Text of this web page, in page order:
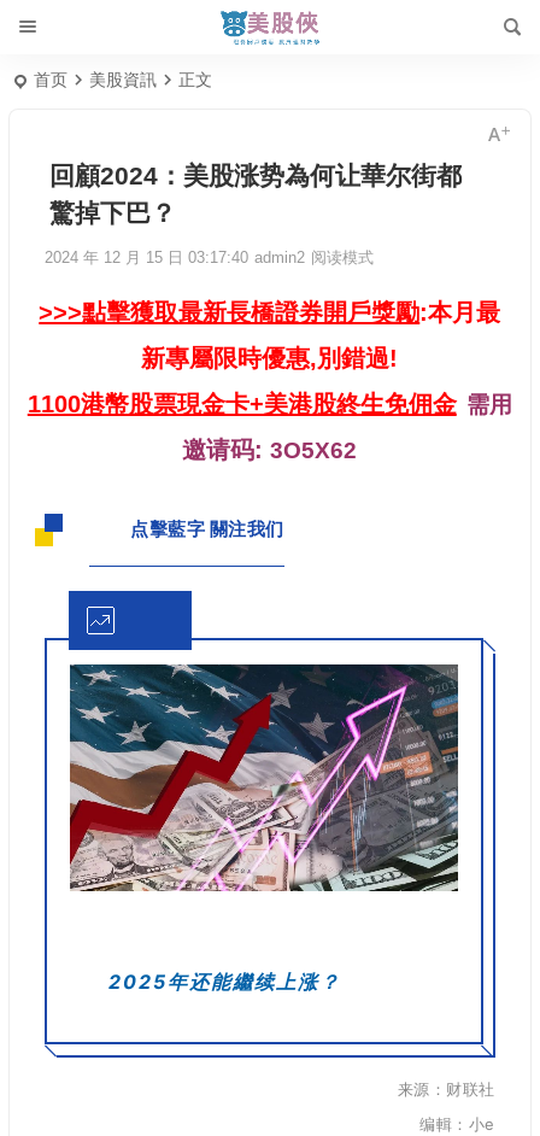
首页 美股資訊 正文
回顧2024：美股涨势為何让華尔街都
驚掉下巴？
2024 年 12 月 15 日 03:17:40 admin2 阅读模式
>>>點擊獲取最新長橋證券開戶獎勵:本月最
新專屬限時優惠,別錯過!
1100港幣股票現金卡+美港股終生免佣金 需用
邀请码:3O5X62
点擊藍字 關注我们
2025年还能繼续上涨？
来源：财联社
编輯：小e